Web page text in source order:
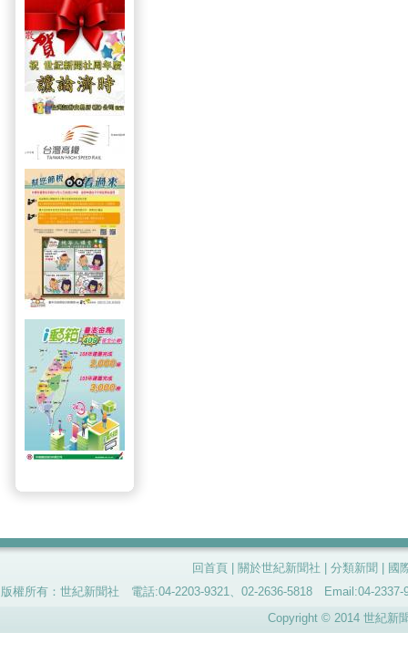
回首頁 關於世紀新聞社 分類新聞
國
版權所有：世紀新聞社 電話:04-2203-9321、02-2636-5818 Email:04-
Copyright © 2014 世紀新